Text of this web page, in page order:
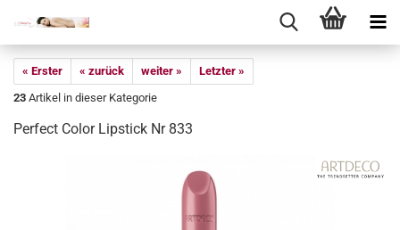
« Erster « zurück weiter »
Letzter »
23 Artikel in dieser Kategorie
Perfect Color Lipstick Nr 833